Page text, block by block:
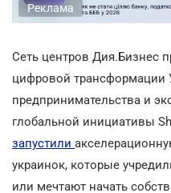
Реклама
Сеть центров Дия.Бизнес
цифровой
предпринимательства и
глобальной инициативы
запустили
украинок, которые
или мечтают начать